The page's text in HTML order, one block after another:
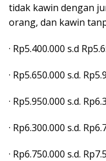
tidak kawin dengan
orang, dan kawin
· Rp5.400.000 s.d
· Rp5.650.000 s.d.
· Rp5.950.000 s.d.
· Rp6.300.000 s.d.
· Rp6.750.000 s.d.